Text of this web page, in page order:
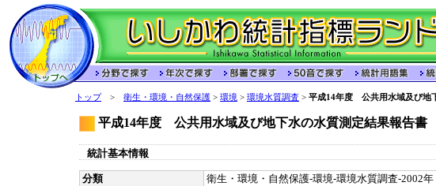
トップ> 衛生・環境・自然保護 > 環境 > 環境水質調査 > 平成14年度 公共用水域及び地
平成14年度 公共用水域及び地下水の水質測定結果報告書
統計基本情報
分類
衛生・環境・自然保護-環境-環境水質調査-2002年